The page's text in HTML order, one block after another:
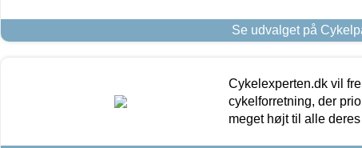
Se udvalget på
Cykelexperten.dk vil
cykelforretning, der
meget højt til alle